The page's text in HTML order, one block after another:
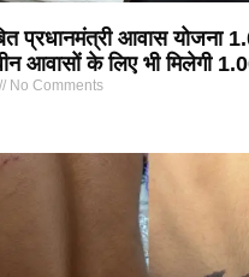
प्रधानमंत्री आवास योजना
आवासों के लिए भी मिलेगी
No Comments